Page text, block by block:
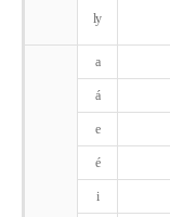
ly
a
á
e
é
i